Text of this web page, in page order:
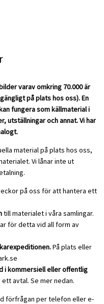
varav omkring 70.000 är
på plats hos oss). En
fungera som källmaterial i
utställningar och annat. Vi har
material på plats hos oss,
Vi lånar inte ut
på oss för att hantera ett
till materialet i våra samlingar.
för detta vid all form av
På plats eller
i kommersiell eller offentlig
avtal. Se mer nedan.
förfrågan per telefon eller e-